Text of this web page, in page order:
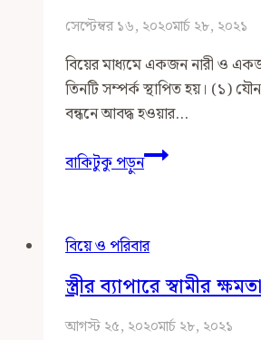
সেপ্টেম্বর ১৬, ২০২০মার্চ ২৮, ২০২১
বিয়ের মাধ্যমে একজন নারী ও
তিনটি সম্পর্ক স্থাপিত হয়। (১)
বন্ধনে আবদ্ধ হওয়ার…
বাকিটুকু পড়ুনবৈবাহিক
সম্পর্কের
সম্পর্ক,
বন্ধুত্ব
ও
নেতৃত্ব
বিয়ে ও পরিবার
স্ত্রীর ব্যাপারে স্বামীর
আগস্ট ২৫, ২০২০মার্চ ২৮, ২০২১